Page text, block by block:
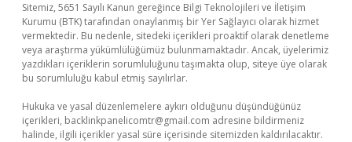
Sitemiz, 5651 Sayılı Kanun gereğince Bilgi Teknolojileri ve İletişim
Kurumu (BTK) tarafından onaylanmış bir Yer Sağlayıcı olarak hizmet
vermektedir. Bu nedenle, sitedeki içerikleri proaktif olarak denetleme
veya araştırma yükümlülüğümüz bulunmamaktadır. Ancak, üyelerimiz
yazdıkları içeriklerin sorumluluğunu taşımakta olup, siteye üye olarak
bu sorumluluğu kabul etmiş sayılırlar.
Hukuka ve yasal düzenlemelere aykırı olduğunu düşündüğünüz
içerikleri, backlinkpanelicomtr@gmail.com adresine bildirmeniz
halinde, ilgili içerikler yasal süre içerisinde sitemizden kaldırılacaktır.